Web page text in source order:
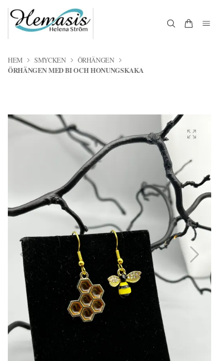
HEM SMYCKEN ÖRHÄNGEN
ÖRHÄNGEN MED BI OCH HONUNGSKAKA